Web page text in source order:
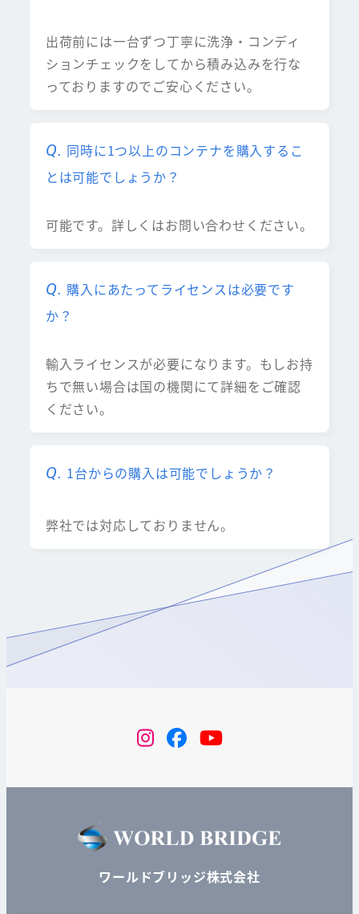
出荷前には一台ずつ丁寧に洗浄・コンディ
ションチェックをしてから積み込みを行な
っておりますのでご安心ください。
同時に1つ以上のコンテナを購入するこ
とは可能でしょうか？
可能です。詳しくはお問い合わせください。
購入にあたってライセンスは必要です
か？
輸入ライセンスが必要になります。もしお持
ちで無い場合は国の機関にて詳細をご確認
ください。
1台からの購入は可能でしょうか？
弊社では対応しておりません。
instagram
FacebookYouTube
ワールドブリッジ株式会社